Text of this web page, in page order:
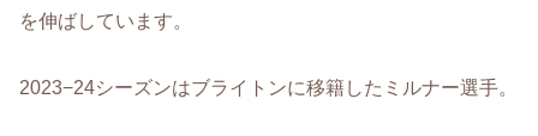
を伸ばしています。
2023−24シーズンはブライトンに移籍したミルナー選手。